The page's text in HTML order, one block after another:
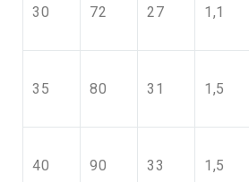
30 72 27 1,1
35 80 31 1,5
40 90 33 1,5